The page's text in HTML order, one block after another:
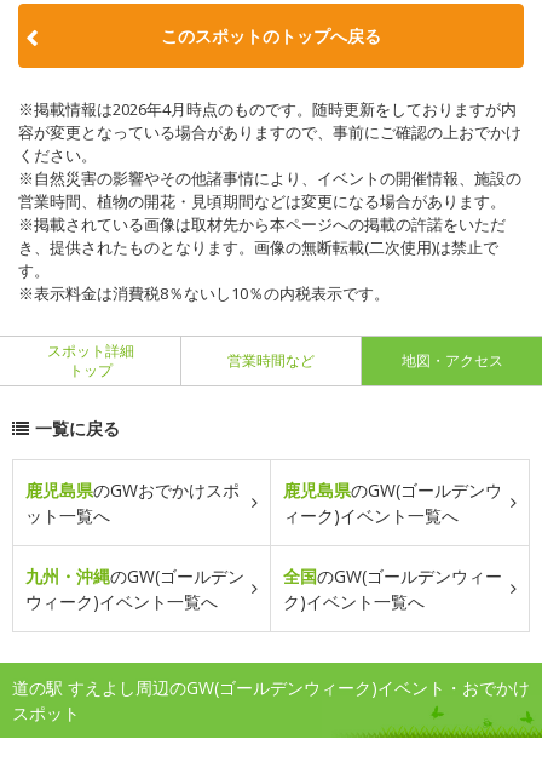
このスポットのトップへ戻る
※掲載情報は2026年4月時点のものです。随時更新をしておりますが内
容が変更となっている場合がありますので、事前にご確認の上おでかけ
ください。
※自然災害の影響やその他諸事情により、イベントの開催情報、施設の
営業時間、植物の開花・見頃期間などは変更になる場合があります。
※掲載されている画像は取材先から本ページへの掲載の許諾をいただ
き、提供されたものとなります。画像の無断転載(二次使用)は禁止で
す。
※表示料金は消費税8％ないし10％の内税表示です。
スポット詳細
トップ
営業時間など 地図・アクセス
一覧に戻る
鹿児島県のGWおでかけスポ
ット一覧へ
鹿児島県のGW(ゴールデンウ
ィーク)イベント一覧へ
九州・沖縄のGW(ゴールデン
ウィーク)イベント一覧へ
全国のGW(ゴールデンウィー
ク)イベント一覧へ
道の駅 すえよし周辺のGW(ゴールデンウィーク)イベント・おでかけ
スポット